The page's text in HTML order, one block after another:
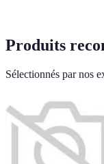
Produits
Sélectionnés par nos